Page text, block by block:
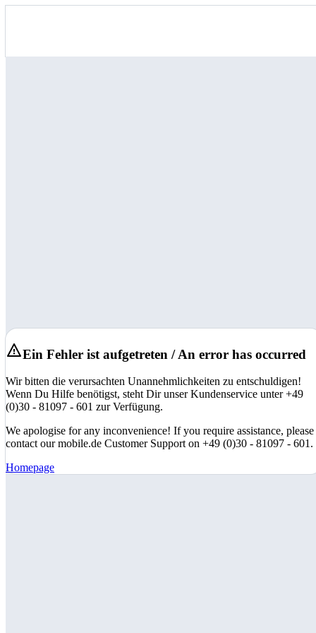
Ein Fehler ist aufgetreten / An error has occurred
Wir bitten die verursachten Unannehmlichkeiten zu entschuldigen!
Wenn Du Hilfe benötigst, steht Dir unser Kundenservice unter +49
(0)30 - 81097 - 601 zur Verfügung.
We apologise for any inconvenience! If you require assistance, please
contact our mobile.de Customer Support on +49 (0)30 - 81097 - 601.
Homepage